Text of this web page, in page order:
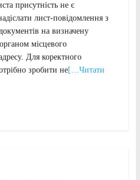
присутність не є
лист-повідомлення з
на визначену
місцевого
Для коректного
зробити не[…Читати